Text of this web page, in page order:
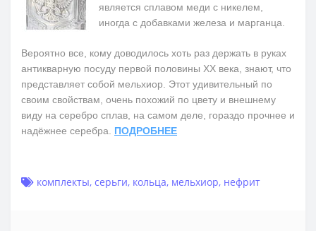
является сплавом меди с никелем,
иногда с добавками железа и марганца.
Вероятно все, кому доводилось хоть раз держать в руках
антикварную посуду первой половины ХХ века, знают, что
представляет собой мельхиор. Этот удивительный по
своим свойствам, очень похожий по цвету и внешнему
виду на серебро сплав, на самом деле, гораздо прочнее и
надёжнее серебра. ПОДРОБНЕЕ
комплекты, серьги, кольца, мельхиор, нефрит